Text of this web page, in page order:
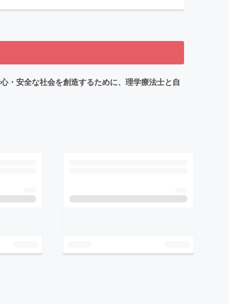
・安全な社会を創造するために、理学療法士と自